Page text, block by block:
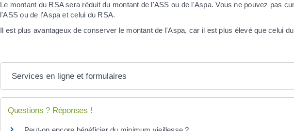
Le montant du RSA sera réduit du montant de l'ASS ou de l'Aspa. Vous ne pouvez pas
l'ASS ou de l'Aspa et celui du RSA.
Il est plus avantageux de conserver le montant de l'Aspa, car il est plus élevé que celui
Services en ligne et formulaires
Questions ? Réponses !